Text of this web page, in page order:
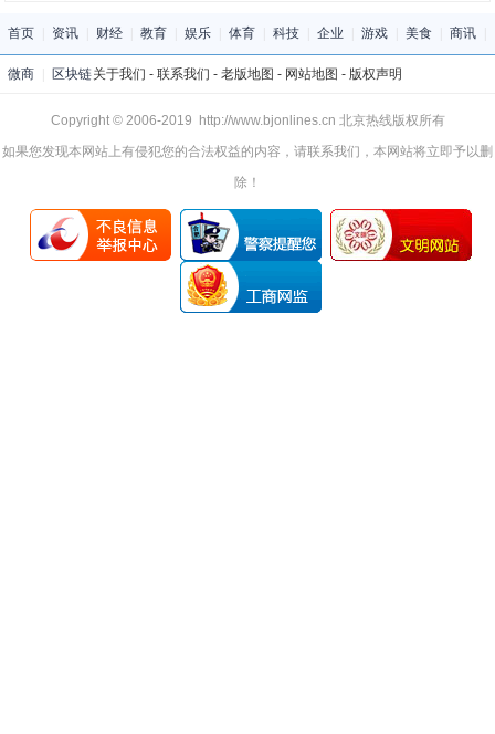
首页 资讯 财经 教育 娱乐 体育 科技 企业 游戏 美食 商讯
微商 区块链关于我们 - 联系我们 - 老版地图 - 网站地图 - 版权声明
Copyright © 2006-2019 http://www.bjonlines.cn 北京热线版权所有
如果您发现本网站上有侵犯您的合法权益的内容，请联系我们，本网站将立即予以删
除！